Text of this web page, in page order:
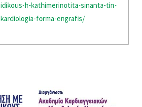
idikous-h-kathimerinotita-sinanta-tin-
kardiologia-forma-engrafis/